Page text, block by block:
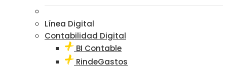
Línea Digital
Contabilidad Digital
BI Contable
RindeGastos